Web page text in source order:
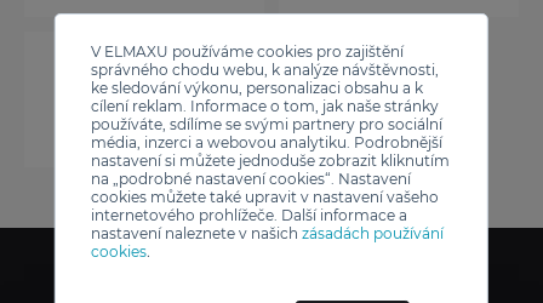
V ELMAXU používáme cookies pro zajištění
správného chodu webu, k analýze návštěvnosti,
ke sledování výkonu, personalizaci obsahu a k
cílení reklam. Informace o tom, jak naše stránky
používáte, sdílíme se svými partnery pro sociální
média, inzerci a webovou analytiku. Podrobnější
nastavení si můžete jednoduše zobrazit kliknutím
na „podrobné nastavení cookies“. Nastavení
cookies můžete také upravit v nastavení vašeho
internetového prohlížeče. Další informace a
nastavení naleznete v našich zásadách používání
cookies.